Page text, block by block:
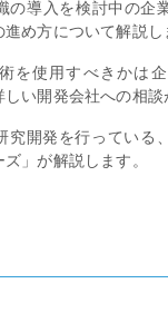
の導入を検討中の企
め方について解説し
を使用すべきかは
い開発会社への相談
究開発を行っている
ズ」が解説します。